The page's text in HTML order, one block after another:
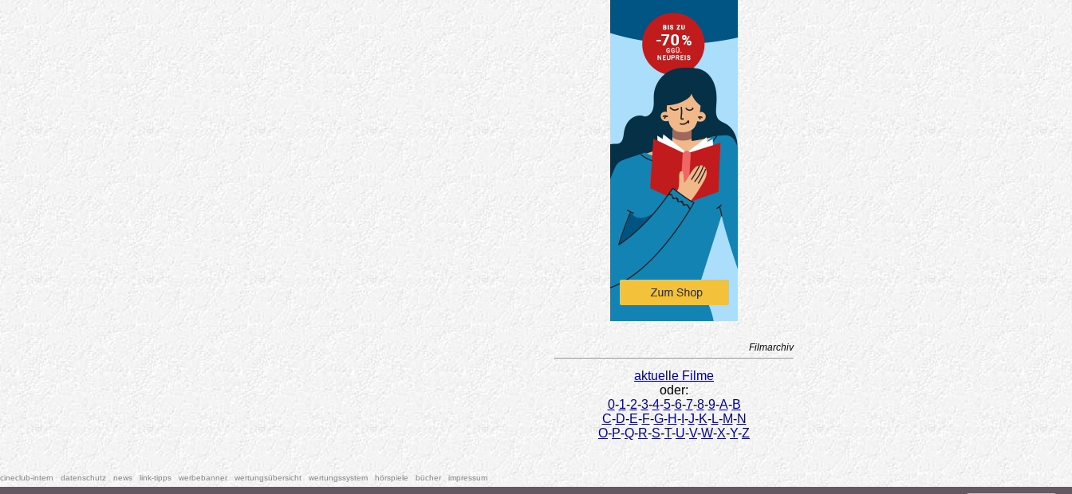
Filmarchiv
aktuelle Filme
oder:
0-1-2-3-4-5-6-7-8-9-A-B
C-D-E-F-G-H-I -J-K-L-M-N
O-P-Q-R-S-T-U-V-W-X-Y-Z
cineclub-intern datenschutz news link-tipps werbebanner wertungsübersicht wertungssystem hörspiele bücher impressum